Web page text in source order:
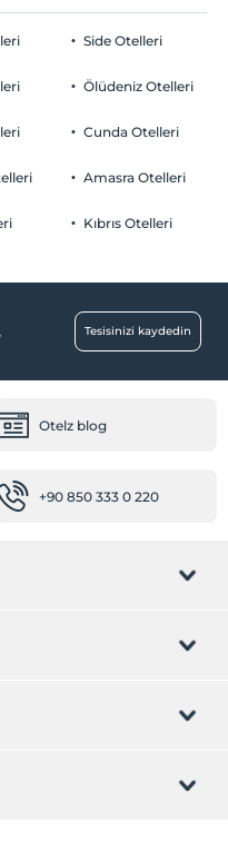
Side Otelleri
Ölüdeniz Otelleri
Cunda Otelleri
Amasra Otelleri
Kıbrıs Otelleri
Tesisinizi kaydedin
Otelz blog
+90 850 333 0 220